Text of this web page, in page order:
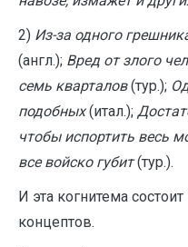
2) Из-за одного
(англ.); Вред от злого
семь кварталов(тур.);
подобных(итал.);
чтобы испортить весь
все войско губит(тур.).
И эта когнитема
концептов.